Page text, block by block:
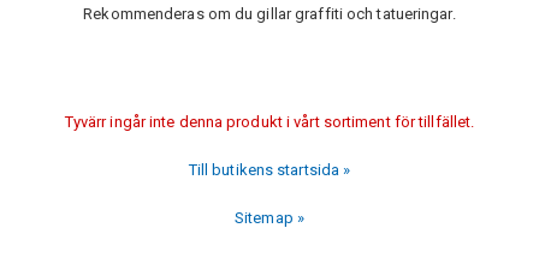
Rekommenderas om du gillar graffiti och tatueringar.
Tyvärr ingår inte denna produkt i vårt sortiment för tillfället.
Till butikens startsida »
Sitemap »